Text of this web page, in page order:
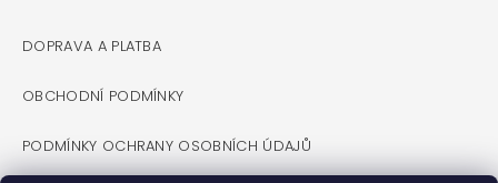
DOPRAVA A PLATBA
OBCHODNÍ PODMÍNKY
PODMÍNKY OCHRANY OSOBNÍCH ÚDAJŮ